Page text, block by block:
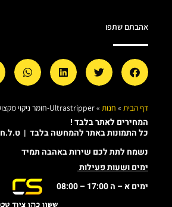
אהבתם שתפו
דף הבית » חנות »Ultrastripper-חומר ניקוי מקצועי
המחירים לאתר בלבד !
כל התמונות באתר להמחשה בלבד | ט.ל.ח
נשמח לתת לכם שירות באהבה תמיד
ימים ושעות פעילות
ימים א – ה 17:00 – 08:00